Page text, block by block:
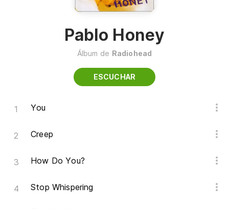
Pablo Honey
Álbum de Radiohead
ESCUCHAR
You
Creep
How Do You?
Stop Whispering